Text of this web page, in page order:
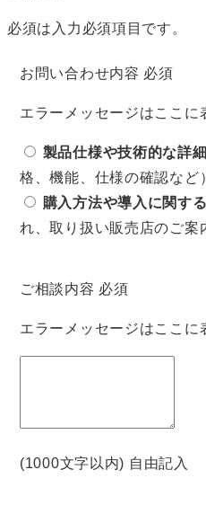
必須は入力必須項目です。
お問い合わせ内容 必須
エラーメッセージはここに
製品仕様や技術的な詳
格、機能、仕様の確認など）
購入方法や導入に関す
れ、取り扱い販売店のご案
ご相談内容 必須
エラーメッセージはここに
(1000文字以内) 自由記入